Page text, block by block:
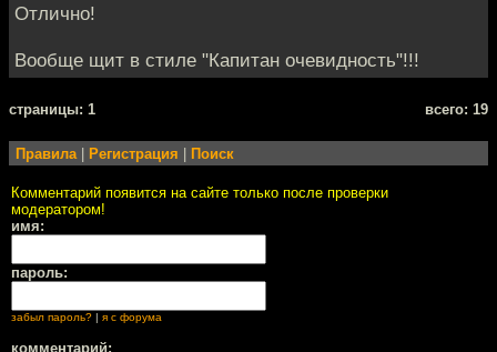
Отлично!
Вообще щит в стиле "Капитан очевидность"!!!
cтраницы: 1 всего: 19
Правила | Регистрация | Поиск
Комментарий появится на сайте только после проверки
модератором!
имя:
пароль:
забыл пароль? | я с форума
комментарий: